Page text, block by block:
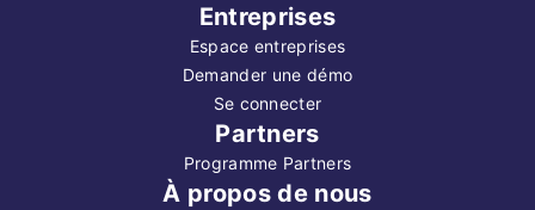
Entreprises
Espace entreprises
Demander une démo
Se connecter
Partners
Programme Partners
À propos de nous